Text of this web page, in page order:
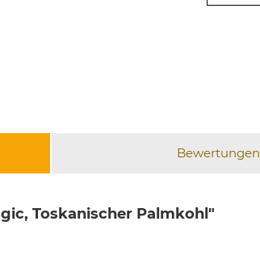
Bewertungen
Toskanischer Palmkohl"